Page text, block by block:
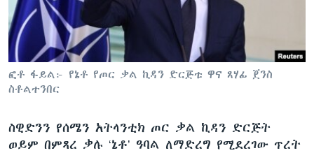
ቋንቋዎች
ፎቶ ፋይል፦ የኔቶ የጦር ቃል ኪዳን ድርጅቱ ዋና ጸሃፊ ጀንስ
ስቶልተንበር
ስዊድንን የሰሜን አትላንቲክ ጦር ቃል ኪዳን ድርጅት
ወይም በምጻረ ቃሉ ‘ኔቶ’ ዓባል ለማድረግ የሚደረገው ጥረት